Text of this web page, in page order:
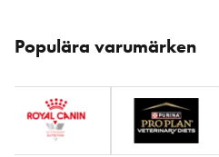
Populära varumärken
över
karusellen